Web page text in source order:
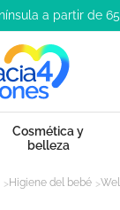
a partir de
Cosmética y
belleza
Higiene del bebé